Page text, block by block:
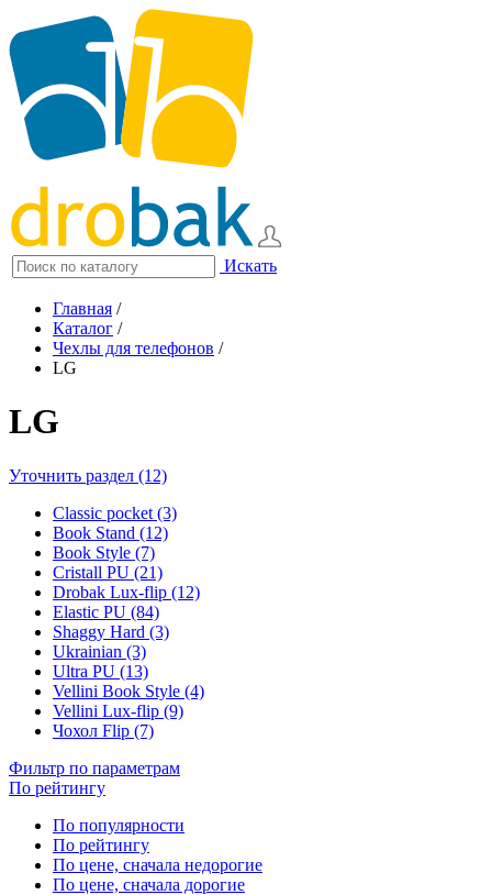
Искать
Главная /
Каталог /
Чехлы для телефонов /
LG
LG
Уточнить раздел (12)
Classic pocket (3)
Book Stand (12)
Book Style (7)
Cristall PU (21)
Drobak Lux-flip (12)
Elastic PU (84)
Shaggy Hard (3)
Ukrainian (3)
Ultra PU (13)
Vellini Book Style (4)
Vellini Lux-flip (9)
Чохол Flip (7)
Фильтр по параметрам
По рейтингу
По популярности
По рейтингу
По цене, сначала недорогие
По цене, сначала дорогие